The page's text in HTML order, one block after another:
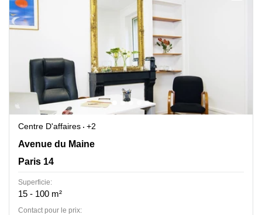
Centre D'affaires
+2
149, avenue du Maine, Paris 14
Avenue du Maine
Paris 14
Superficie:
15 - 100 m²
Contact pour le prix: